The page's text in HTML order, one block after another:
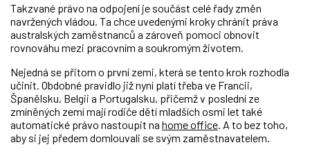
Takzvané právo na odpojení je součást celé řady změn
navržených vládou. Ta chce uvedenými kroky chránit práva
australských zaměstnanců a zároveň pomoci obnovit
rovnováhu mezi pracovním a soukromým životem.
Nejedná se přitom o první zemi, která se tento krok rozhodla
učinit. Obdobné pravidlo již nyní platí třeba ve Francii,
Španělsku, Belgii a Portugalsku, přičemž v poslední ze
zmíněných zemí mají rodiče dětí mladších osmi let také
automatické právo nastoupit na home office . A to bez toho,
aby si jej předem domlouvali se svým zaměstnavatelem.